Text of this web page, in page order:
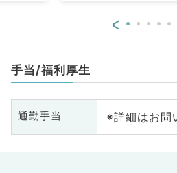
<
手当/福利厚生
通勤手当 ※詳細はお問